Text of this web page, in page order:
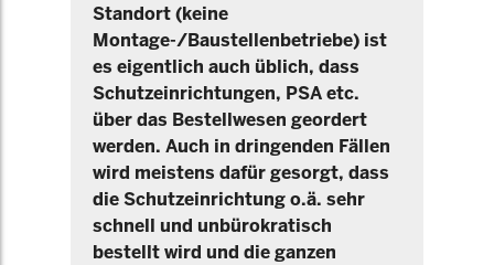
Standort (keine
Montage-/Baustellenbetriebe) ist
es eigentlich auch üblich, dass
Schutzeinrichtungen, PSA etc.
über das Bestellwesen geordert
werden. Auch in dringenden Fällen
wird meistens dafür gesorgt, dass
die Schutzeinrichtung o.ä. sehr
schnell und unbürokratisch
bestellt wird und die ganzen